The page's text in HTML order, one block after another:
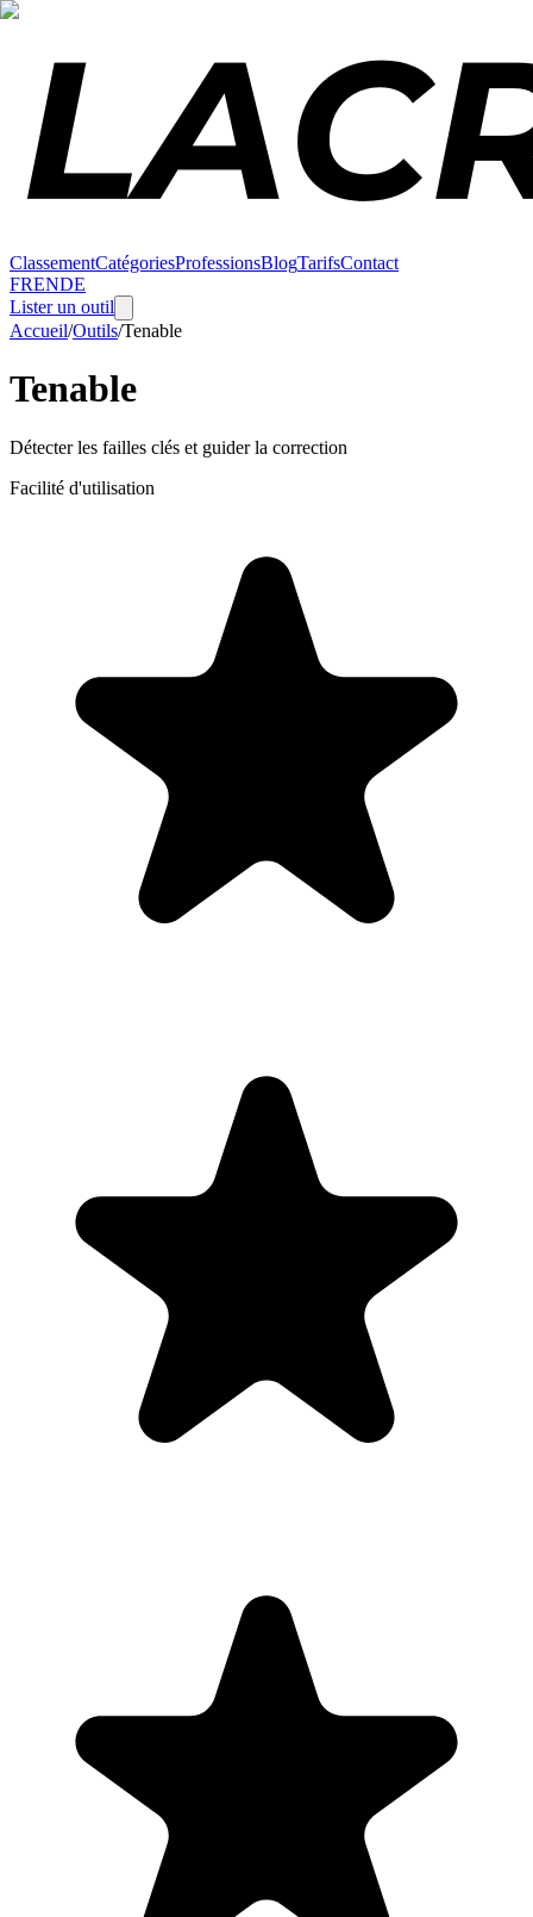
ClassementCatégoriesProfessionsBlogTarifsContact
FRENDE
Lister un outil
Accueil/Outils/Tenable
Tenable
Détecter les failles clés et guider la correction
Facilité d'utilisation